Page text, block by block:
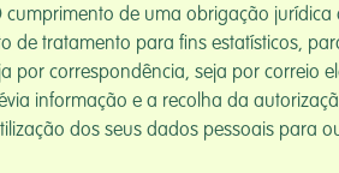
de uma obrigação
de tratamento para fins estatísticos,
correspondência, seja por correio
informação e a recolha da
dos seus dados pessoais para